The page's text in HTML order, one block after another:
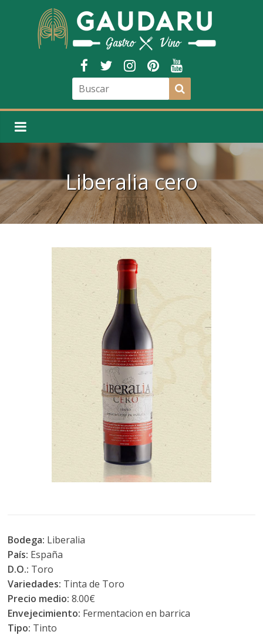
Liberalia cero
Bodega: Liberalia
País: España
D.O.: Toro
Variedades: Tinta de Toro
Precio medio: 8.00€
Envejecimiento: Fermentacion en barrica
Tipo: Tinto